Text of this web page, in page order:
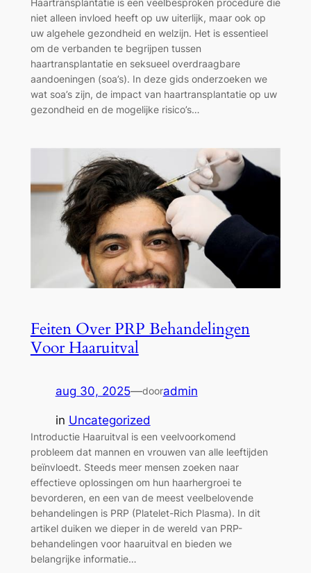
Haartransplantatie is een veelbesproken procedure die
niet alleen invloed heeft op uw uiterlijk, maar ook op
uw algehele gezondheid en welzijn. Het is essentieel
om de verbanden te begrijpen tussen
haartransplantatie en seksueel overdraagbare
aandoeningen (soa’s). In deze gids onderzoeken we
wat soa’s zijn, de impact van haartransplantatie op uw
gezondheid en de mogelijke risico’s…
Feiten Over PRP Behandelingen
Voor Haaruitval
aug 30, 2025—dooradmin
in Uncategorized
Introductie Haaruitval is een veelvoorkomend
probleem dat mannen en vrouwen van alle leeftijden
beïnvloedt. Steeds meer mensen zoeken naar
effectieve oplossingen om hun haarhergroei te
bevorderen, en een van de meest veelbelovende
behandelingen is PRP (Platelet-Rich Plasma). In dit
artikel duiken we dieper in de wereld van PRP-
behandelingen voor haaruitval en bieden we
belangrijke informatie…